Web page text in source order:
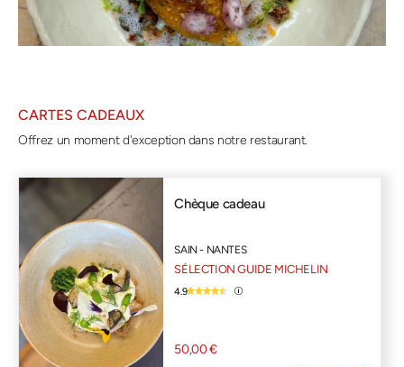
CARTES CADEAUX
Offrez un moment d'exception dans notre restaurant.
Chèque cadeau
SAIN - NANTES
SÉLECTION GUIDE MICHELIN
4.9
50,00 €